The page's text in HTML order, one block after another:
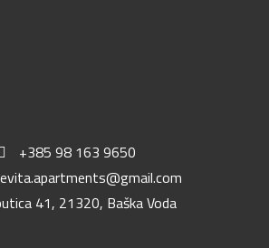
+385 98 163 9650
41, 21320, Baška Voda